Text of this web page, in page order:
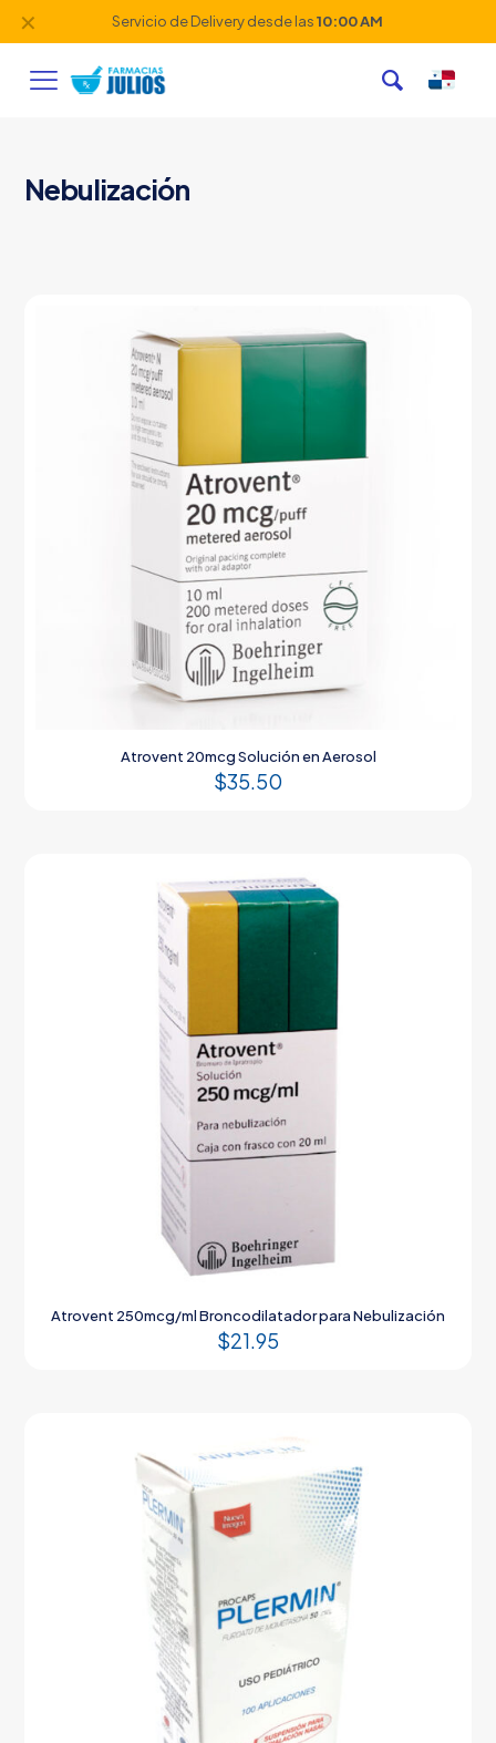
Servicio de Delivery desde las10:00 AM
✕
Nebulización
Atrovent 20mcg Solución en Aerosol
$35.50
Atrovent 250mcg/ml Broncodilatador para Nebulización
$21.95